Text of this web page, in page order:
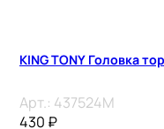
KING TONY Головка
Арт.: 437524M
430 ₽